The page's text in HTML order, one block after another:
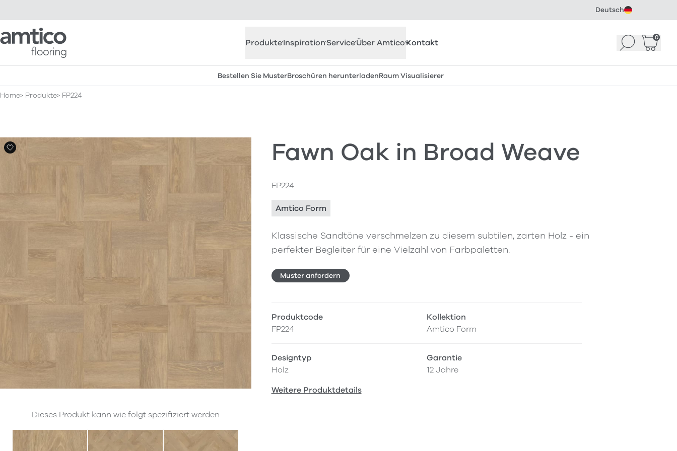
Deutsch
Amtico Flooring
ProdukteInspirationServiceÜber AmticoKontakt Suchen 0
Bestellen Sie MusterBroschüren herunterladenRaum Visualisierer
Home Produkte FP224
Fawn Oak in Broad Weave
FP224
Amtico Form
Klassische Sandtöne verschmelzen zu diesem subtilen, zarten Holz - ein
perfekter Begleiter für eine Vielzahl von Farbpaletten.
Muster anfordern
Dieses Produkt kann wie folgt spezifiziert werden
Produktcode
FP224
Kollektion
Amtico Form
Designtyp
Holz
Garantie
12 Jahre
Weitere Produktdetails